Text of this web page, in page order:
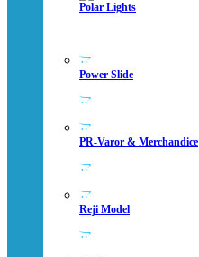
Polar Lights
Power Slide
PR-Varor & Merchandice
Reji Model